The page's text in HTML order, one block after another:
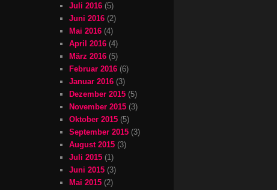
Juli 2016 (5)
Juni 2016 (2)
Mai 2016 (4)
April 2016 (4)
März 2016 (5)
Februar 2016 (6)
Januar 2016 (3)
Dezember 2015 (5)
November 2015 (3)
Oktober 2015 (5)
September 2015 (3)
August 2015 (3)
Juli 2015 (1)
Juni 2015 (3)
Mai 2015 (2)